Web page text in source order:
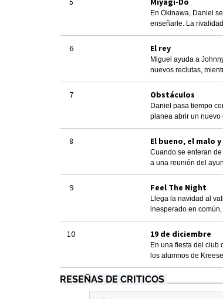
En Okinawa, Daniel
enseñarle. La
6 El rey
Miguel ayuda a
nuevos reclutas,
7 Obstáculos
Daniel pasa tiempo
planea abrir un nuevo
8 El bueno, el malo
Cuando se enteran
a una reunión del
9 Feel The Night
Llega la navidad al
inesperado en
10 19 de diciembre
En una fiesta del club
los alumnos de
RESEÑAS DE CRITICOS